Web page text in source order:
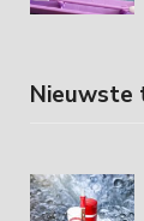
Nieuwste